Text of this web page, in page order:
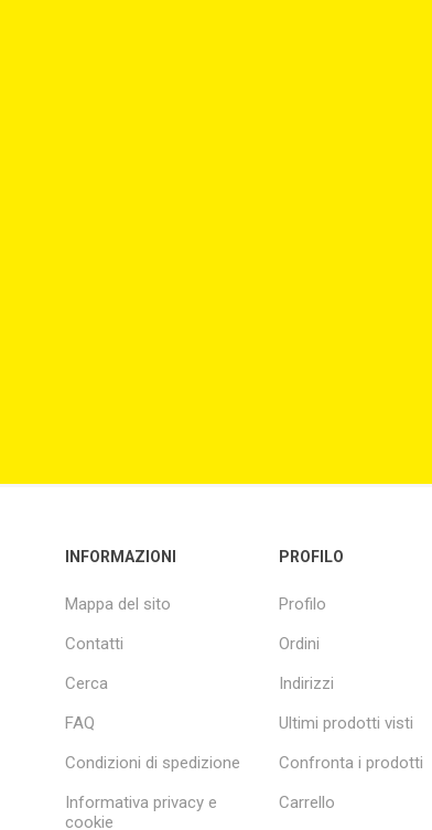
INFORMAZIONI
Mappa del sito
Contatti
Cerca
FAQ
Condizioni di spedizione
Informativa privacy e
cookie
PROFILO
Profilo
Ordini
Indirizzi
Ultimi prodotti visti
Confronta i prodotti
Carrello